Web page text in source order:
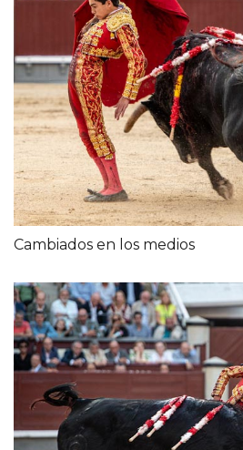
Cambiados en los medios